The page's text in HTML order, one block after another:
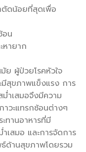
ตัดน้อยที่สุดเพื่อ
อน
หายาก
ย ​​ผู้ป่วยโรคหัวใจ
สุขภาพแข็งแรง การ
ำเสมอจึงมีความ
าวะแทรกซ้อนต่างๆ
ทานอาหารที่มี
เสมอ และการจัดการ
ด้านสุขภาพโดยรวม